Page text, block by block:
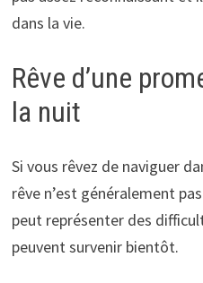
dans la vie.
Rêve d’une
la nuit
Si vous rêvez de naviguer
rêve n’est généralement
peut représenter des
peuvent survenir bientôt.